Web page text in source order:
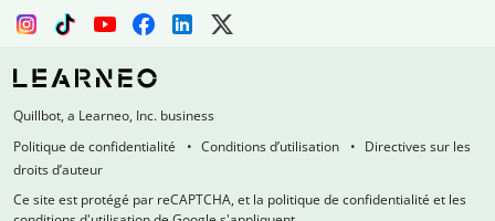
Quillbot, a Learneo, Inc. business
Politique de confidentialité
Conditions d’utilisation
Directives sur les
droits d’auteur
Ce site est protégé par reCAPTCHA, et la politique de confidentialité et les